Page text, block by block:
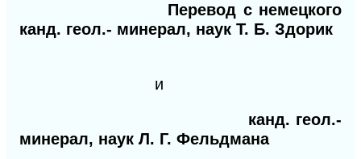
Перевод с немецкого
канд. геол.- минерал, наук Т. Б. Здорик
и
канд. геол.-
минерал, наук Л. Г. Фельдмана